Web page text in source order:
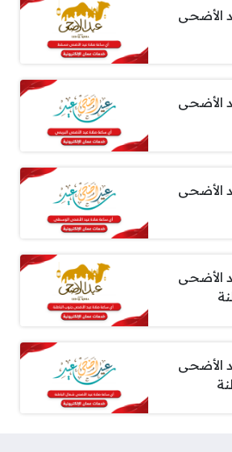
الأضحى
الأضحى
الأضحى
الأضحى
الأضحى